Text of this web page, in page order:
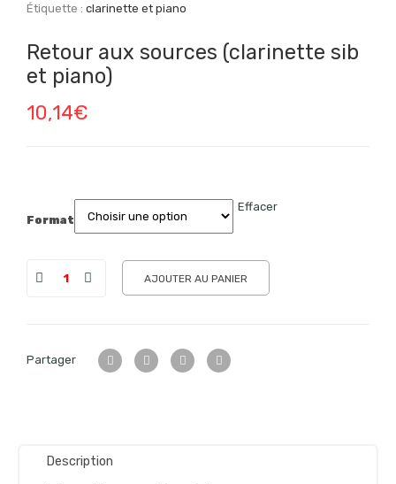
Étiquette :clarinette et piano
Retour aux sources (clarinette sib
et piano)
10,14€
Format
Effacer
AJOUTER AU PANIER
Partager
Description